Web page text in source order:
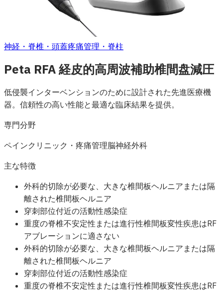
神経・脊椎・頭蓋疼痛管理・脊柱
Peta RFA 経皮的高周波補助椎間盘減圧
低侵襲インターベンションのために設計された先進医療機
器。信頼性の高い性能と最適な臨床結果を提供。
専門分野
ペインクリニック・疼痛管理脳神経外科
主な特徴
外科的切除が必要な、大きな椎間板ヘルニアまたは隔
離された椎間板ヘルニア
穿刺部位付近の活動性感染症
重度の脊椎不安定性または進行性椎間板変性疾患はRF
アブレーションに適さない
外科的切除が必要な、大きな椎間板ヘルニアまたは隔
離された椎間板ヘルニア
穿刺部位付近の活動性感染症
重度の脊椎不安定性または進行性椎間板変性疾患はRF